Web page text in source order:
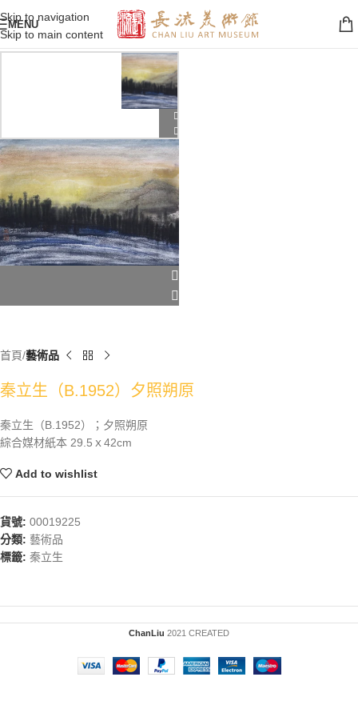
Skip to navigation
Skip to main content
MENU
首頁 藝術品
秦立生（B.1952）夕照朔原
秦立生（B.1952）；夕照朔原
綜合媒材紙本 29.5ｘ42cm
Add to wishlist
貨號: 00019225
分類: 藝術品
標籤: 秦立生
ChanLiu 2021 CREATED